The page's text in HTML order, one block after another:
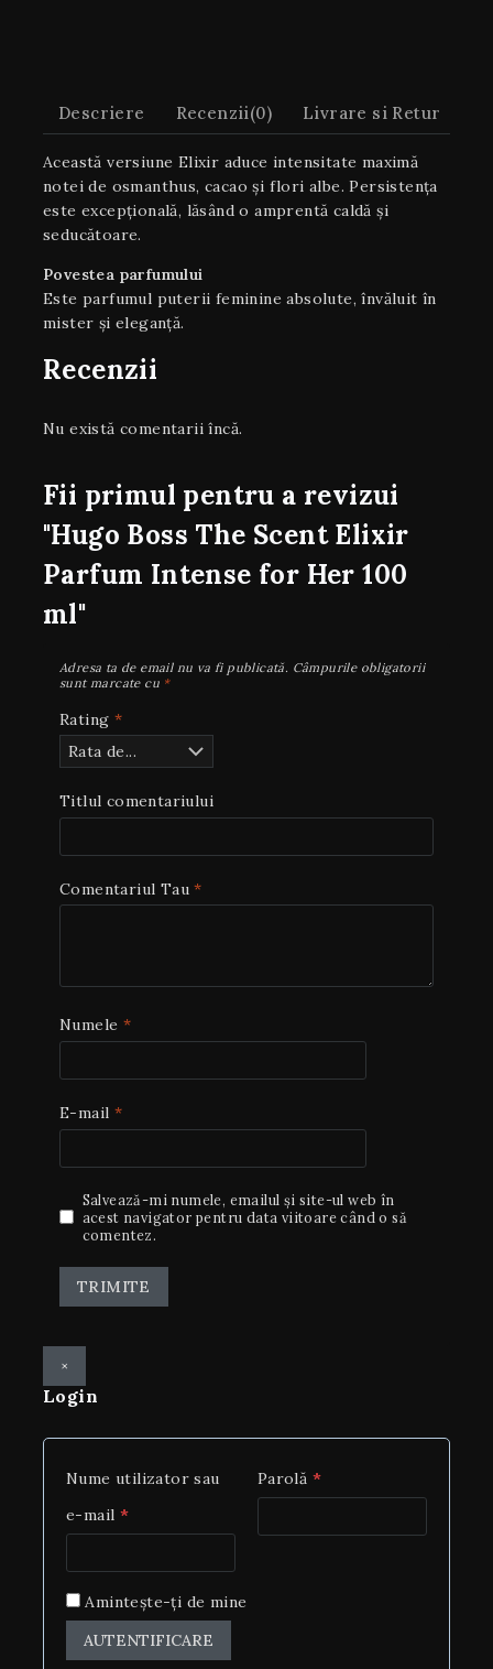
Descriere Recenzii(0) Livrare si Retur
Această versiune Elixir aduce intensitate maximă
notei de osmanthus, cacao și flori albe. Persistența
este excepțională, lăsând o amprentă caldă și
seducătoare.
Povestea parfumului
Este parfumul puterii feminine absolute, învăluit în
mister și eleganță.
Recenzii
Nu există comentarii încă.
Fii primul pentru a revizui
"Hugo Boss The Scent Elixir
Parfum Intense for Her 100
ml"
Adresa ta de email nu va fi publicată. Câmpurile obligatorii
sunt marcate cu *
Rating *
Titlul comentariului
Comentariul Tau*
Numele *
E-mail *
Salvează-mi numele, emailul și site-ul web în
acest navigator pentru data viitoare când o să
comentez.
×
Login
Nume utilizator sau
e-mail *
Parolă *
Amintește-ți de mine
AUTENTIFICARE